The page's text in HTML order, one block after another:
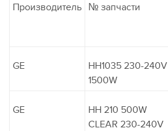
Производитель № запчасти
GE
HH1035 230-240V
1500W
GE
HH 210 500W
CLEAR 230-240V